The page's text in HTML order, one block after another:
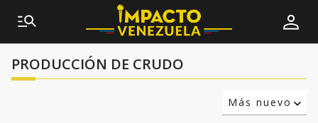
PRODUCCIÓN DE CRUDO
Más nuevo